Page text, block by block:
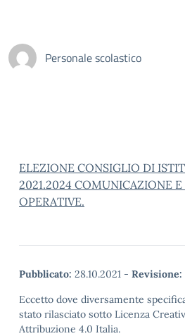
Personale scolastico
ELEZIONE CONSIGLIO DI
2021.2024 COMUNICAZIONE E
OPERATIVE.
Pubblicato: 28.10.2021 - Revisione:
Eccetto dove diversamente
stato rilasciato sotto Licenza
Attribuzione 4.0 Italia.